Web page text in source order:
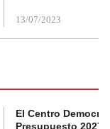
13/07/2023
El Centro
Presupuesto 2027